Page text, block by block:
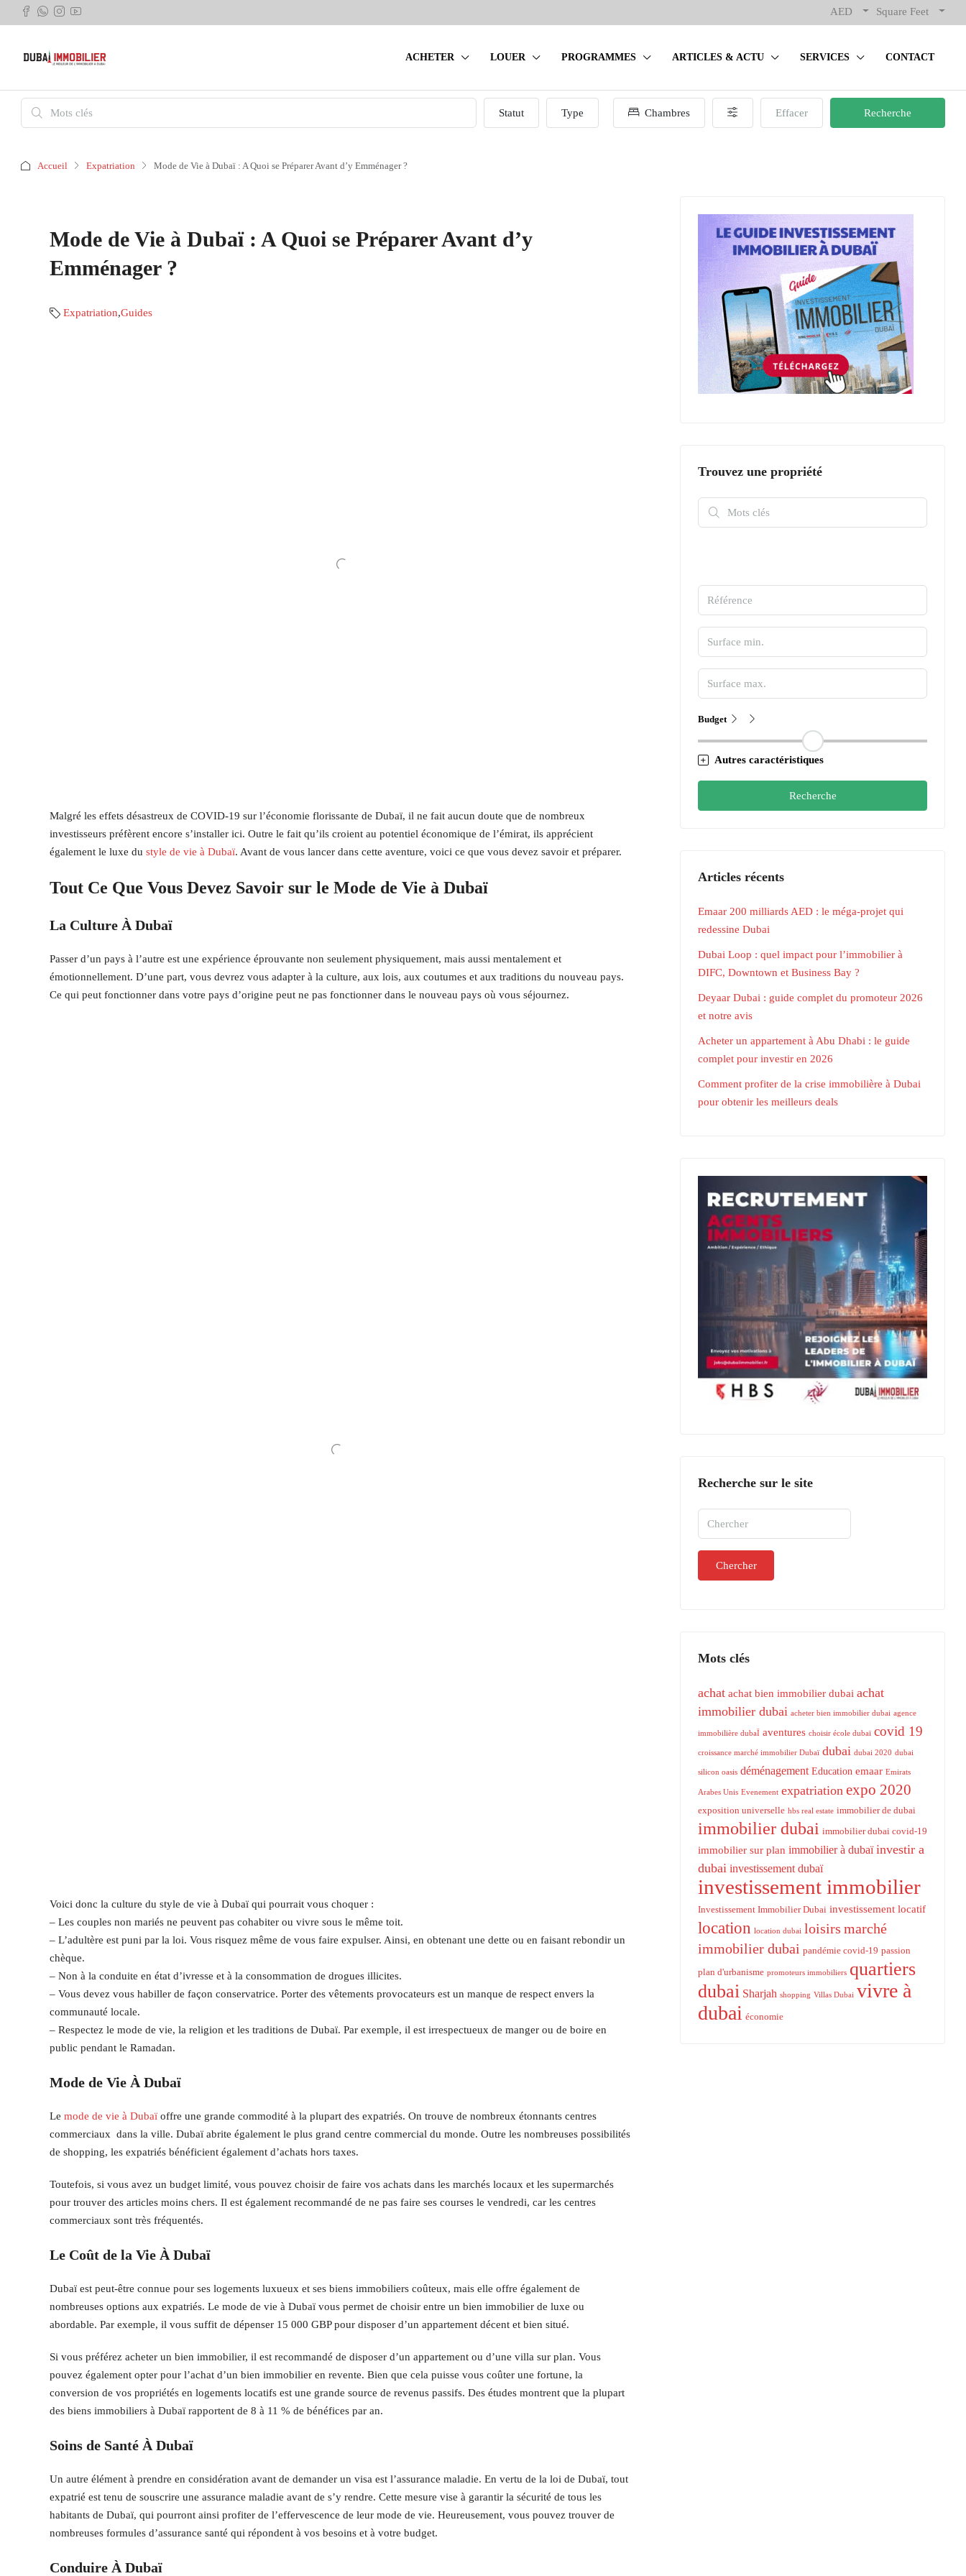
AED Square Feet
ACHETER LOUER PROGRAMMES ARTICLES & ACTU SERVICES CONTACT
Statut Type Chambres Effacer Recherche
Accueil Expatriation Mode de Vie à Dubaï : A Quoi se Préparer Avant d’y Emménager ?
Mode de Vie à Dubaï : A Quoi se Préparer Avant d’y
Emménager ?
Expatriation,Guides
Malgré les effets désastreux de COVID-19 sur l’économie florissante de Dubaï, il ne fait aucun doute que de nombreux
investisseurs préfèrent encore s’installer ici. Outre le fait qu’ils croient au potentiel économique de l’émirat, ils apprécient
également le luxe du style de vie à Dubaï. Avant de vous lancer dans cette aventure, voici ce que vous devez savoir et préparer.
Tout Ce Que Vous Devez Savoir sur le Mode de Vie à Dubaï
La Culture À Dubaï
Passer d’un pays à l’autre est une expérience éprouvante non seulement physiquement, mais aussi mentalement et
émotionnellement. D’une part, vous devrez vous adapter à la culture, aux lois, aux coutumes et aux traditions du nouveau pays.
Ce qui peut fonctionner dans votre pays d’origine peut ne pas fonctionner dans le nouveau pays où vous séjournez.
Voici donc la culture du style de vie à Dubaï qui pourrait vous choquer :
– Les couples non mariés ne peuvent pas cohabiter ou vivre sous le même toit.
– L’adultère est puni par la loi. Vous risquez même de vous faire expulser. Ainsi, en obtenant une dette ou en faisant rebondir un
chèque.
– Non à la conduite en état d’ivresse et à la consommation de drogues illicites.
– Vous devez vous habiller de façon conservatrice. Porter des vêtements provocateurs est un manque de respect envers la
communauté locale.
– Respectez le mode de vie, la religion et les traditions de Dubaï. Par exemple, il est irrespectueux de manger ou de boire en
public pendant le Ramadan.
Mode de Vie À Dubaï
Le mode de vie à Dubaï offre une grande commodité à la plupart des expatriés. On trouve de nombreux étonnants centres
commerciaux dans la ville. Dubaï abrite également le plus grand centre commercial du monde. Outre les nombreuses possibilités
de shopping, les expatriés bénéficient également d’achats hors taxes.
Toutefois, si vous avez un budget limité, vous pouvez choisir de faire vos achats dans les marchés locaux et les supermarchés
pour trouver des articles moins chers. Il est également recommandé de ne pas faire ses courses le vendredi, car les centres
commerciaux sont très fréquentés.
Le Coût de la Vie À Dubaï
Dubaï est peut-être connue pour ses logements luxueux et ses biens immobiliers coûteux, mais elle offre également de
nombreuses options aux expatriés. Le mode de vie à Dubaï vous permet de choisir entre un bien immobilier de luxe ou
abordable. Par exemple, il vous suffit de dépenser 15 000 GBP pour disposer d’un appartement décent et bien situé.
Si vous préférez acheter un bien immobilier, il est recommandé de disposer d’un appartement ou d’une villa sur plan. Vous
pouvez également opter pour l’achat d’un bien immobilier en revente. Bien que cela puisse vous coûter une fortune, la
conversion de vos propriétés en logements locatifs est une grande source de revenus passifs. Des études montrent que la plupart
des biens immobiliers à Dubaï rapportent de 8 à 11 % de bénéfices par an.
Soins de Santé À Dubaï
Un autre élément à prendre en considération avant de demander un visa est l’assurance maladie. En vertu de la loi de Dubaï, tout
expatrié est tenu de souscrire une assurance maladie avant de s’y rendre. Cette mesure vise à garantir la sécurité de tous les
habitants de Dubaï, qui pourront ainsi profiter de l’effervescence de leur mode de vie. Heureusement, vous pouvez trouver de
nombreuses formules d’assurance santé qui répondent à vos besoins et à votre budget.
Conduire À Dubaï
Trouvez une propriété
Budget
Autres caractéristiques
Recherche
Articles récents
Emaar 200 milliards AED : le méga-projet qui
redessine Dubai
Dubai Loop : quel impact pour l’immobilier à
DIFC, Downtown et Business Bay ?
Deyaar Dubai : guide complet du promoteur 2026
et notre avis
Acheter un appartement à Abu Dhabi : le guide
complet pour investir en 2026
Comment profiter de la crise immobilière à Dubai
pour obtenir les meilleurs deals
Recherche sur le site
Chercher
Mots clés
achat achat bien immobilier dubai achat
immobilier dubai acheter bien immobilier dubai agence
immobilière dubaÏ aventures choisir école dubaï covid 19
croissance marché immobilier Dubaï dubai dubai 2020 dubai
silicon oasis déménagement Education emaar Emirats
Arabes Unis Evenement expatriation expo 2020
exposition universelle hbs real estate immobilier de dubai
immobilier dubai immobilier dubai covid-19
immobilier sur plan immobilier à dubaï investir a
dubai investissement dubaï
investissement immobilier
Investissement Immobilier Dubai investissement locatif
location location dubai loisirs marché
immobilier dubai pandémie covid-19 passion
plan d'urbanisme promoteurs immobiliers quartiers
dubai Sharjah shopping Villas Dubai vivre à
dubai économie